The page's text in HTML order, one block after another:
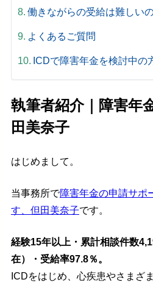
働きながらの受給は難しい
よくあるご質問
ICDで障害年金を検討中の
執筆者紹介｜障害年
田美奈子
はじめまして。
当事務所で障害年金の申請サポ
す、但田美奈子です。
経験15年以上・累計相談件数
在）・受給率97.8％。
ICDをはじめ、心疾患やさまざ